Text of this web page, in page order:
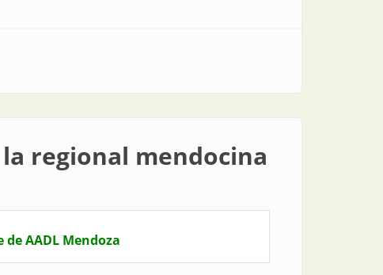
regional mendocina
AADL Mendoza